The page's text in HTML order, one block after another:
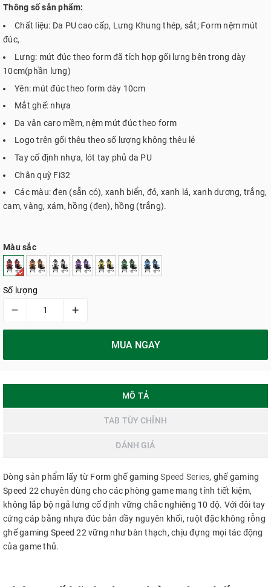
Thông số sản phẩm:
Chất liệu: Da PU cao cấp, Lưng Khung thép, sắt; Form nệm mút
đúc,
Lưng: mút đúc theo form đã tích hợp gối lưng bên trong dày
10cm(phần lưng)
Yên: mút đúc theo form dày 10cm
Mắt ghế: nhựa
Da vân caro mềm, nệm mút đúc theo form
Logo trên gối thêu theo số lượng không thêu lẻ
Tay cố định nhựa, lót tay phủ da PU
Chân quỳ Fi32
Các màu: đen (sẵn có), xanh biển, đỏ, xanh lá, xanh dương, trắng,
cam, vàng, xám, hồng (đen), hồng (trắng).
Màu sắc
Số lượng
– +
MUA NGAY
MÔ TẢ
TAB TÙY CHỈNH
ĐÁNH GIÁ
Dòng sản phẩm lấy từ Form ghế gamingSpeed Series, ghế gaming
Speed 22 chuyên dùng cho các phòng game mang tính tiết kiệm,
không lắp bộ ngả lưng cố định vững chắc nghiêng 10 độ. Với đôi tay
cứng cáp bằng nhựa đúc bản dầy nguyên khối, ruột đặc không rỗng
ghế gaming Speed 22 vững như bàn thạch, chịu đựng mọi tác động
của game thủ.